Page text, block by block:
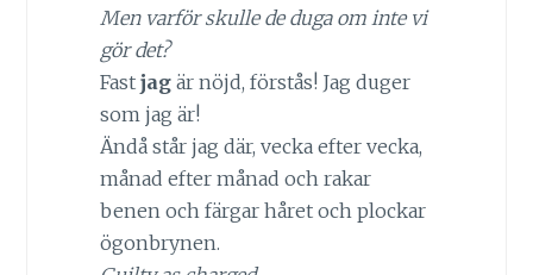
Men varför skulle de duga om inte vi
gör det?
Fast jagär nöjd, förstås! Jag duger
som jag är!
Ändå står jag där, vecka efter vecka,
månad efter månad och rakar
benen och färgar håret och plockar
ögonbrynen.